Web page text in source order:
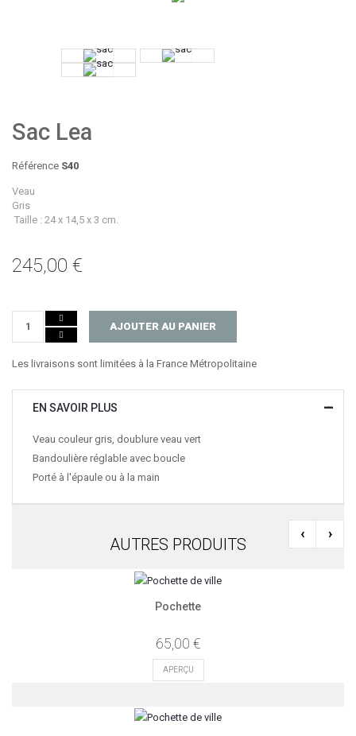
Sac Lea
Référence S40
Veau
Gris
Taille : 24 x 14,5 x 3 cm.
245,00 €
AJOUTER AU PANIER
Les livraisons sont limitées à la France Métropolitaine
EN SAVOIR PLUS
Veau couleur gris, doublure veau vert
Bandoulière réglable avec boucle
Porté à l'épaule ou à la main
AUTRES PRODUITS
‹ ›
Pochette
65,00 €
APERÇU